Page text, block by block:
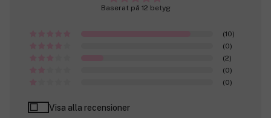
Baserat på 12 betyg
(10)
(0)
(2)
(0)
(0)
Visa alla recensioner